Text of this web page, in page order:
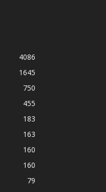
4086
1645
750
455
183
163
160
160
79